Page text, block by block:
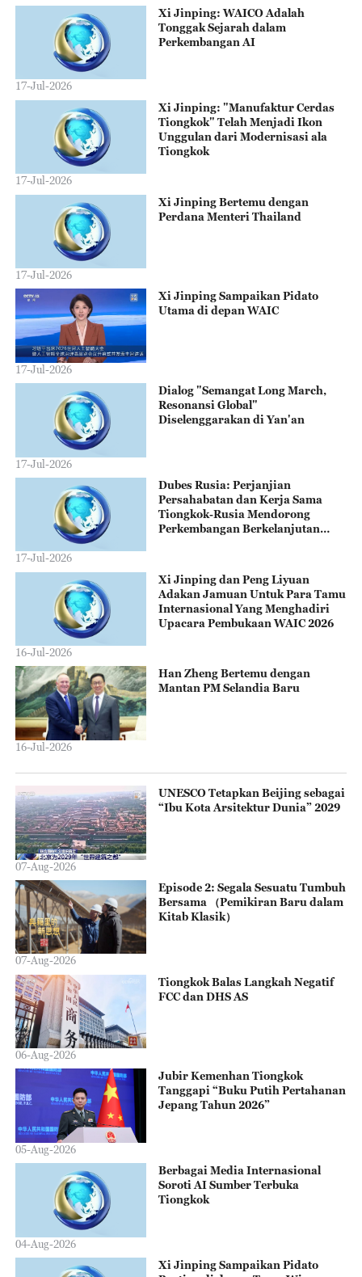
Xi Jinping: WAICO Adalah
Tonggak Sejarah dalam
Perkembangan AI
17-Jul-2026
Xi Jinping: "Manufaktur Cerdas
Tiongkok" Telah Menjadi Ikon
Unggulan dari Modernisasi ala
Tiongkok
17-Jul-2026
Xi Jinping Bertemu dengan
Perdana Menteri Thailand
17-Jul-2026
Xi Jinping Sampaikan Pidato
Utama di depan WAIC
17-Jul-2026
Dialog "Semangat Long March,
Resonansi Global"
Diselenggarakan di Yan'an
17-Jul-2026
Dubes Rusia: Perjanjian
Persahabatan dan Kerja Sama
Tiongkok-Rusia Mendorong
Perkembangan Berkelanjutan
17-Jul-2026
Xi Jinping dan Peng Liyuan
Adakan Jamuan Untuk Para Tamu
Internasional Yang Menghadiri
Upacara Pembukaan WAIC 2026
16-Jul-2026
Han Zheng Bertemu dengan
Mantan PM Selandia Baru
16-Jul-2026
UNESCO Tetapkan Beijing sebagai
“Ibu Kota Arsitektur Dunia” 2029
07-Aug-2026
Episode 2: Segala Sesuatu Tumbuh
Bersama （Pemikiran Baru dalam
Kitab Klasik）
07-Aug-2026
Tiongkok Balas Langkah Negatif
FCC dan DHS AS
06-Aug-2026
Jubir Kemenhan Tiongkok
Tanggapi “Buku Putih Pertahanan
Jepang Tahun 2026”
05-Aug-2026
Berbagai Media Internasional
Soroti AI Sumber Terbuka
Tiongkok
04-Aug-2026
Xi Jinping Sampaikan Pidato